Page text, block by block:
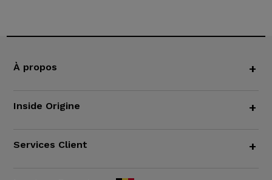
À propos +
Inside Origine +
Services Client +